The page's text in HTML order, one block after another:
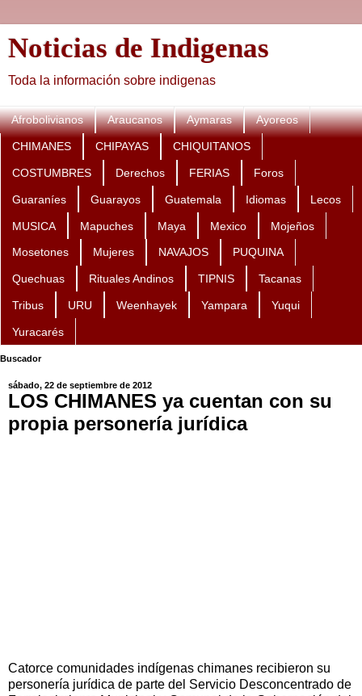
Noticias de Indigenas
Toda la información sobre indigenas
Afrobolivianos Araucanos Aymaras Ayoreos
CHIMANES CHIPAYAS CHIQUITANOS
COSTUMBRES Derechos FERIAS Foros
Guaraníes Guarayos Guatemala Idiomas Lecos
MUSICA Mapuches Maya Mexico Mojeños
Mosetones Mujeres NAVAJOS PUQUINA
Quechuas Rituales Andinos TIPNIS Tacanas
Tribus URU Weenhayek Yampara Yuqui
Yuracarés
Buscador
sábado, 22 de septiembre de 2012
LOS CHIMANES ya cuentan con su
propia personería jurídica
Catorce comunidades indígenas chimanes recibieron su
personería jurídica de parte del Servicio Desconcentrado de